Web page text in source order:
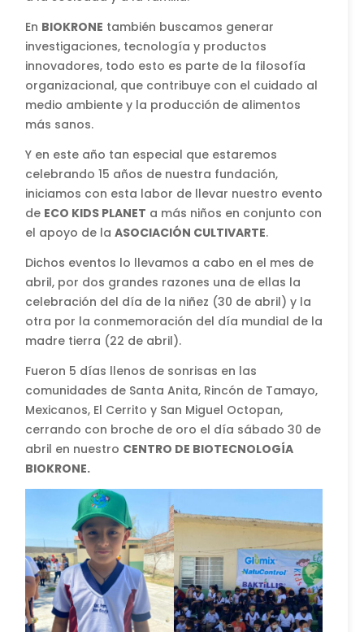
En BIOKRONE también buscamos generar
investigaciones, tecnología y productos
innovadores, todo esto es parte de la filosofía
organizacional, que contribuye con el cuidado al
medio ambiente y la producción de alimentos
más sanos.
Y en este año tan especial que estaremos
celebrando 15 años de nuestra fundación,
iniciamos con esta labor de llevar nuestro evento
de ECO KIDS PLANET a más niños en conjunto con
el apoyo de la ASOCIACIÓN CULTIVARTE.
Dichos eventos lo llevamos a cabo en el mes de
abril, por dos grandes razones una de ellas la
celebración del día de la niñez (30 de abril) y la
otra por la conmemoración del día mundial de la
madre tierra (22 de abril).
Fueron 5 días llenos de sonrisas en las
comunidades de Santa Anita, Rincón de Tamayo,
Mexicanos, El Cerrito y San Miguel Octopan,
cerrando con broche de oro el día sábado 30 de
abril en nuestro CENTRO DE BIOTECNOLOGÍA
BIOKRONE.